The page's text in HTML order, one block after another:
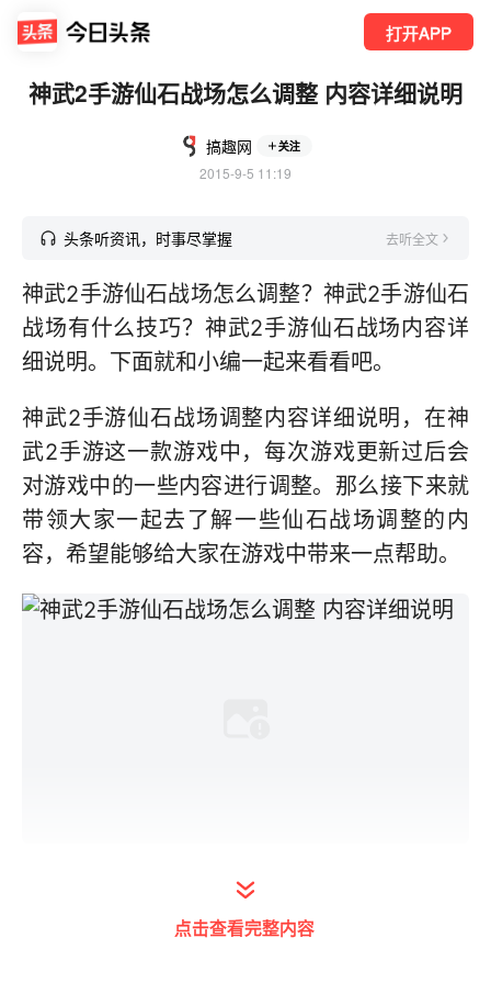
打开APP
神武2手游仙石战场怎么调整 内容详细说明
搞趣网 关注
2015-9-5 11:19
头条听资讯，时事尽掌握 去听全文
神武2手游仙石战场怎么调整？神武2手游仙石
战场有什么技巧？神武2手游仙石战场内容详
细说明。下面就和小编一起来看看吧。
神武2手游仙石战场调整内容详细说明，在神
武2手游这一款游戏中，每次游戏更新过后会
对游戏中的一些内容进行调整。那么接下来就
带领大家一起去了解一些仙石战场调整的内
容，希望能够给大家在游戏中带来一点帮助。
限服测试仙石战场调整：
1、增加战绩系统，击杀高战绩或连胜队伍可
点击查看完整内容